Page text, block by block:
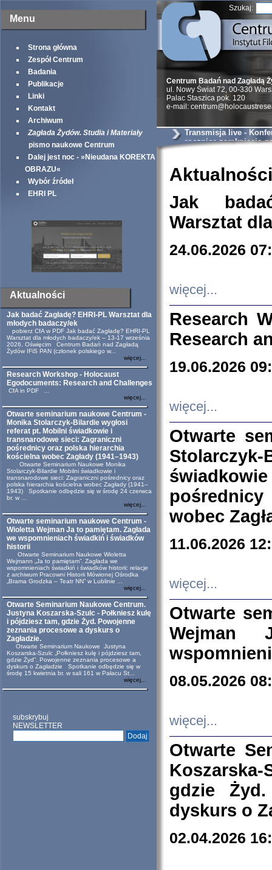
Menu
Strona główna
Zespół Centrum
Badania
Publikacje
Linki
Kontakt
Archiwum
Zagłada Żydów. Studia i Materiały
pismo naukowe Centrum
Dalej jest noc - »Nieudana KOREKTA
OBRAZU«
Wybór źródeł
EHRI PL
Aktualności
Jak badać Zagładę? EHRI-PL Warsztat dla
młodych badaczy/ek
pobierz CfA w PDF Jak badać Zagładę? EHRI-PL
Warsztat dla młodych badaczy/ek – 13-17 września
2026, Oświęcim Centrum Badań nad Zagładą
Żydów IFiS PAN (członek polskiego w...
więcej...
Research Workshop - Holocaust
Egodocuments: Research and Challenges
CfA in PDF ...
więcej...
Otwarte seminarium naukowe Centrum -
Monika Stolarczyk-Bilardie wygłosi
referat pt. Mobilni świadkowie i
transnarodowe sieci: Zagraniczni
pośrednicy oraz polska hierarchia
kościelna wobec Zagłady (1941–1943)
Otwarte Seminarium Naukowe Monika
Stolarczyk-Bilardie Mobilni świadkowie i
transnarodowe sieci: Zagraniczni pośrednicy oraz
polska hierarchia kościelna wobec Zagłady (1941–
1943) Spotkanie odbędzie się w środę 24 czerwca
br. w ...
więcej...
Otwarte seminarium naukowe Centrum -
Wioletta Wejman Ja to pamiętam. Zagłada
we wspomnieniach świadkiń i świadków
historii
Otwarte Seminarium Naukowe Wioletta
Wejmann „Ja to pamiętam”. Zagłada we
wspomnieniach świadkiń i świadków historii: relacje
z archiwum Pracowni Historii Mówionej Ośrodka
„Brama Grodzka – Teatr NN” w Lublinie ...
więcej...
Otwarte Seminarium Naukowe Centrum.
Justyna Koszarska-Szulc - Połkniesz kulę
i pójdziesz tam, gdzie Żyd. Powojenne
zeznania procesowe a dyskurs o
Zagładzie.
Otwarte Seminarium Naukowe Justyna
Koszarska-Szulc „Połkniesz kulę i pójdziesz tam,
gdzie Żyd”. Powojenne zeznania procesowe a
dyskurs o Zagładzie Spotkanie odbędzie się w
środę 15 kwietnia br. w sali 161 w Pałacu St...
więcej...
subskrybuj
NEWSLETTER
Szukaj:
Centrum Badań nad Zagładą
ul. Nowy Świat 72, 00-330
Palac Staszica pok. 120
e-mail:
Transmisja live -
rocznicę zamknięcia
Aktualności
Jak
Warsztat
24.06.2026
więcej...
Research
Research
19.06.2026
więcej...
Otwarte
wobec
11.06.2026
więcej...
Otwarte
Wejman
08.05.2026
więcej...
Otwarte
Koszarska-
gdzie
dyskurs o
02.04.2026